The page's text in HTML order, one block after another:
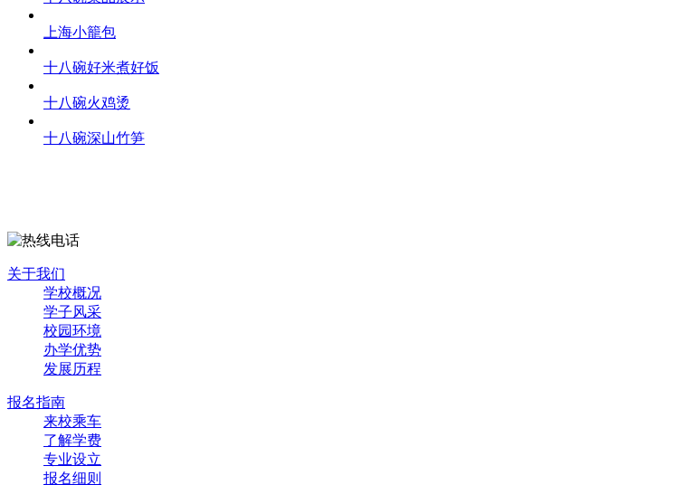
上海小籠包
十八碗好米煮好饭
十八碗火鸡烫
十八碗深山竹笋
关于我们
学校概况
学子风采
校园环境
办学优势
发展历程
报名指南
来校乘车
了解学费
专业设立
报名细则